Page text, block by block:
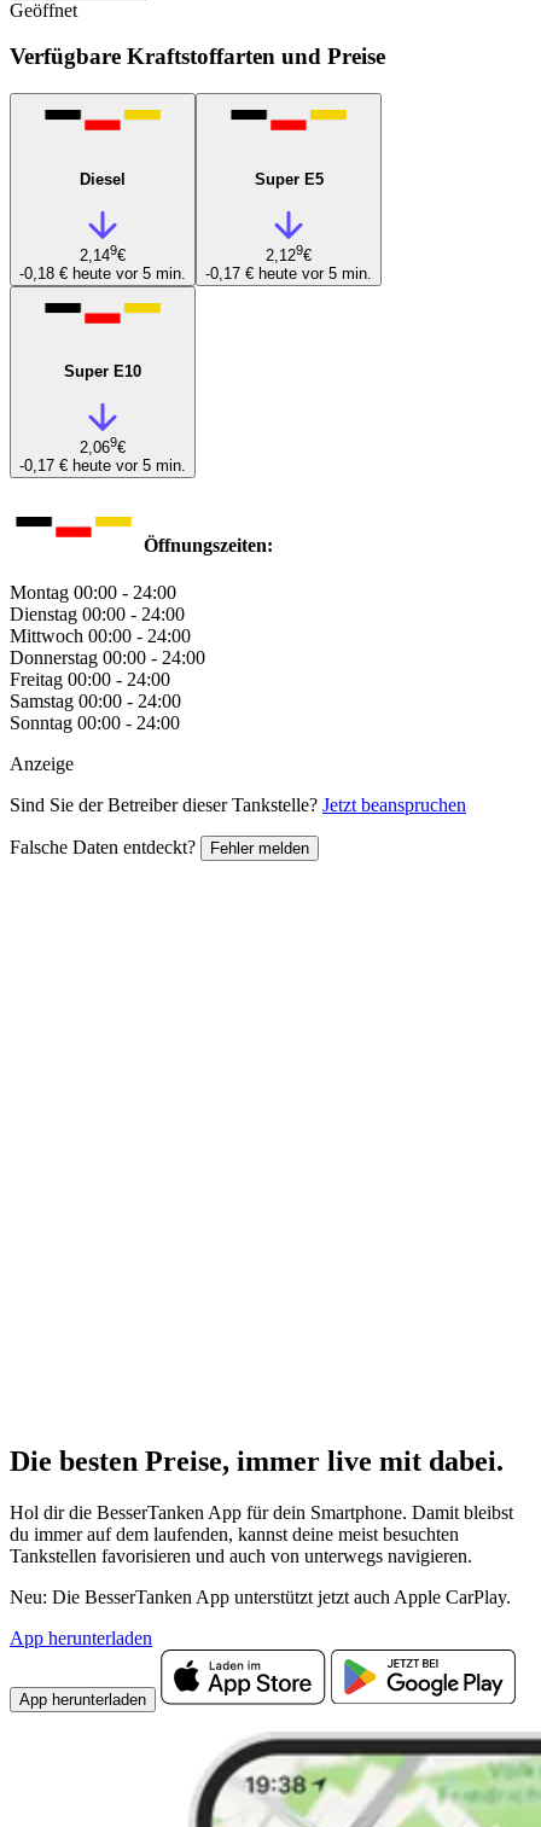
Geöffnet
Verfügbare Kraftstoffarten und Preise
Diesel
2,149€
-0,18 € heute vor 5 min.
Super E5
2,129€
-0,17 € heute vor 5 min.
Super E10
2,069€
-0,17 € heute vor 5 min.
Öffnungszeiten:
Montag 00:00 - 24:00
Dienstag 00:00 - 24:00
Mittwoch 00:00 - 24:00
Donnerstag 00:00 - 24:00
Freitag 00:00 - 24:00
Samstag 00:00 - 24:00
Sonntag 00:00 - 24:00
Anzeige
Sind Sie der Betreiber dieser Tankstelle? Jetzt beanspruchen
Falsche Daten entdeckt? Fehler melden
Die besten Preise, immer live mit dabei.
Hol dir die BesserTanken App für dein Smartphone. Damit bleibst
du immer auf dem laufenden, kannst deine meist besuchten
Tankstellen favorisieren und auch von unterwegs navigieren.
Neu: Die BesserTanken App unterstützt jetzt auch Apple CarPlay.
App herunterladen
App herunterladen